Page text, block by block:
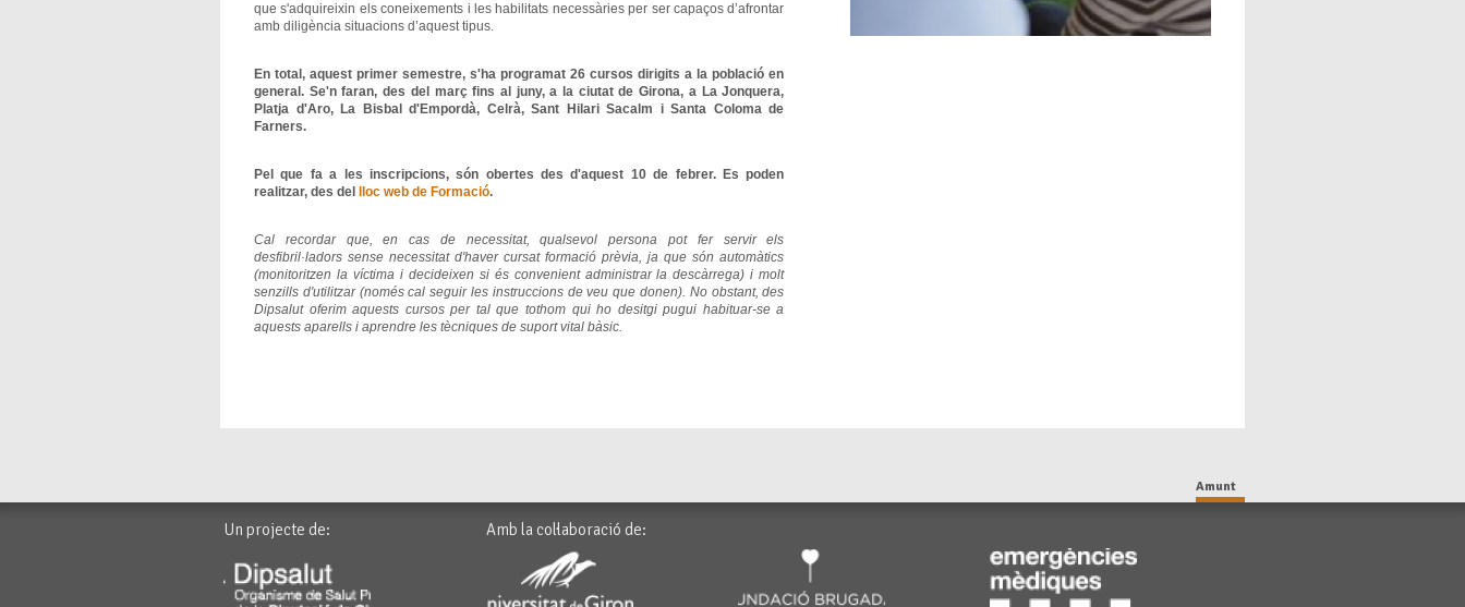
que s'adquireixin els coneixements i les habilitats necessàries per ser capaços d’afrontar
amb diligència situacions d’aquest tipus.
En total, aquest primer semestre, s'ha programat 26 cursos dirigits a la població en
general. Se'n faran, des del març fins al juny, a la ciutat de Girona, a La Jonquera,
Platja d'Aro, La Bisbal d'Empordà, Celrà, Sant Hilari Sacalm i Santa Coloma de
Farners.
Pel que fa a les inscripcions, són obertes des d'aquest 10 de febrer. Es poden
realitzar, des del
lloc web de Formació.
Cal recordar que, en cas de necessitat, qualsevol persona pot fer servir els
desfibril·ladors sense necessitat d'haver cursat formació prèvia, ja que són automàtics
(monitoritzen la víctima i decideixen si és convenient administrar la descàrrega) i molt
senzills d'utilitzar (només cal seguir les instruccions de veu que donen). No obstant, des
Dipsalut oferim aquests cursos per tal que tothom qui ho desitgi pugui habituar-se a
aquests aparells i aprendre les tècniques de suport vital bàsic.
Amunt
Un projecte de: Amb la col·laboració de: